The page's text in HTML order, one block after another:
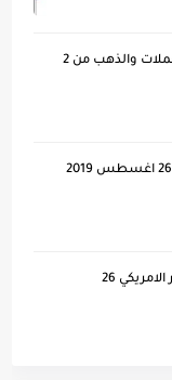
فيديو | توقعات وتوصيات العملات والذهب من 2
تحليل وتوقعات مؤشر الدولار الامريكي 26